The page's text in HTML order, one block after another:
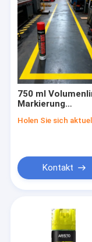
Produkte
750 ml
Markierung
Bruttogewicht
Außenbereich
Holen Sie sich
Kontakt